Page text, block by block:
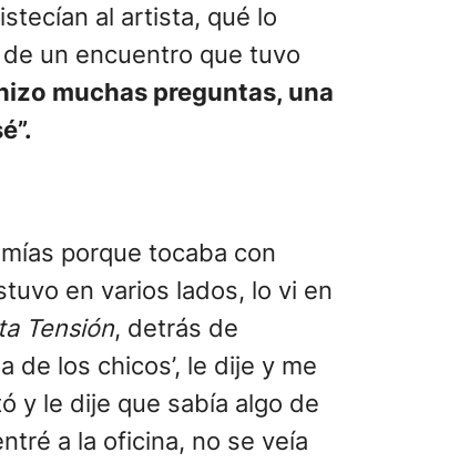
al artista, qué lo
un encuentro que tuvo
muchas preguntas, una
porque tocaba con
en varios lados, lo vi en
Tensión, detrás de
de los chicos’, le dije y me
y le dije que sabía algo de
a la oficina, no se veía